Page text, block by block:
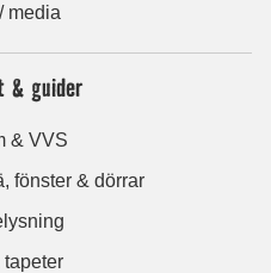
media
& guider
& VVS
fönster & dörrar
tapeter